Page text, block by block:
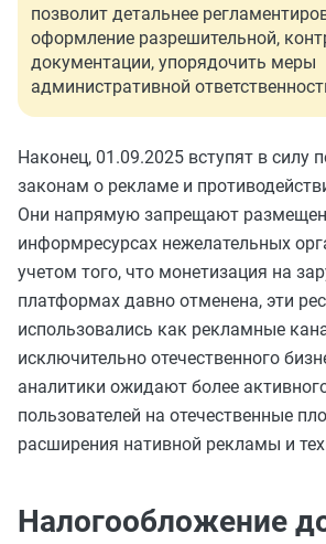
позволит детальнее
оформление разрешительной,
документации, упорядочить меры
административной
Наконец, 01.09.2025 вступят в силу
законам о рекламе и
Они напрямую запрещают
информресурсах нежелательных
учетом того, что монетизация на
платформах давно отменена, эти
использовались как рекламные
исключительно отечественного
аналитики ожидают более
пользователей на отечественные
расширения нативной рекламы и
Налогообложение